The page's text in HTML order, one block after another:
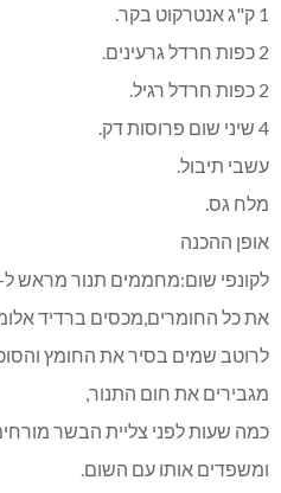
1 ק"ג אנטרקוט בקר.
2 כפות חרדל גרעינים.
2 כפות חרדל רגיל.
4 שיני שום פרוסות דק.
עשבי תיבול.
מלח גס.
אופן ההכנה
את כל החומרים,מכסים ברדיד אלומיניום
לרוטב שמים בסיר את החומץ
מגבירים את חום התנור,
כמה שעות לפני צליית הבשר
ומשפדים אותו עם השום.